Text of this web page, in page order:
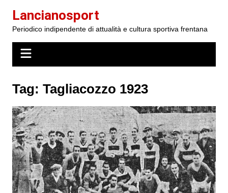
contenuto
Lancianosport
Periodico indipendente di attualità e cultura sportiva frentana
Tag: Tagliacozzo 1923